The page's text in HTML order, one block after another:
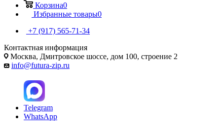
Корзина0
Избранные товары0
+7 (917) 565-71-34
Контактная информация
Москва, Дмитровское шоссе, дом 100, строение 2
info@futura-zip.ru
Telegram
WhatsApp